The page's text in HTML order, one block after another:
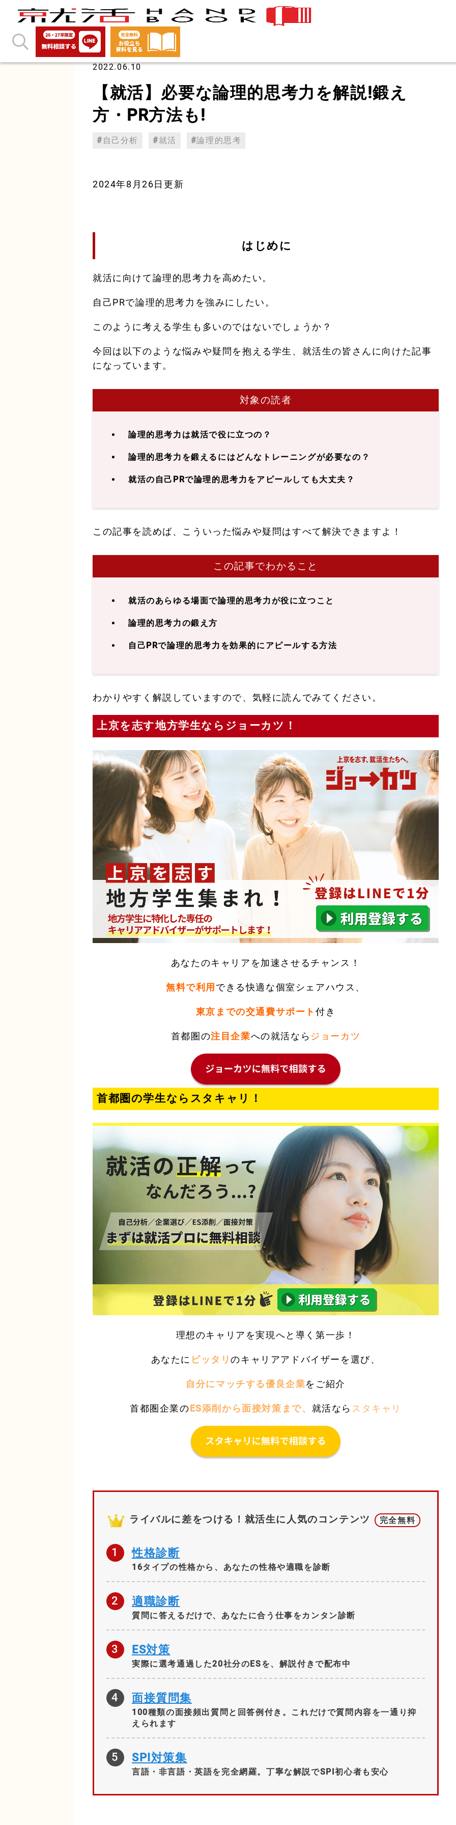
2022.06.10
【就活】必要な論理的思考力を解説!鍛え
方・PR方法も!
自己分析 就活 論理的思考
2024年8月26日更新
はじめに
就活に向けて論理的思考力を高めたい。
自己PRで論理的思考力を強みにしたい。
このように考える学生も多いのではないでしょうか？
今回は以下のような悩みや疑問を抱える学生、就活生の皆さんに向けた記事
になっています。
対象の読者
論理的思考力は就活で役に立つの？
論理的思考力を鍛えるにはどんなトレーニングが必要なの？
就活の自己PRで論理的思考力をアピールしても大丈夫？
この記事を読めば、こういった悩みや疑問はすべて解決できますよ！
この記事でわかること
就活のあらゆる場面で論理的思考力が役に立つこと
論理的思考力の鍛え方
自己PRで論理的思考力を効果的にアピールする方法
わかりやすく解説していますので、気軽に読んでみてください。
上京を志す地方学生ならジョーカツ！
あなたのキャリアを加速させるチャンス！
無料で利用できる快適な個室シェアハウス、
東京までの交通費サポート 付き
首都圏の注目企業への就活なら ジョーカツ
首都圏の学生ならスタキャリ！
理想のキャリアを実現へと導く第一歩！
あなたに ピッタリのキャリアアドバイザーを選び、
自分にマッチする優良企業をご紹介
首都圏企業のES添削から面接対策まで、 就活なら スタキャリ
ライバルに差をつける！ 就活生に人気のコンテンツ 完全無料
1 性格診断
16タイプの性格から、あなたの性格や適職を診断
2 適職診断
質問に答えるだけで、あなたに合う仕事をカンタン診断
3 ES対策
実際に選考通過した20社分のESを、解説付きで配布中
4 面接質問集
100種類の面接頻出質問と回答例付き。これだけで質問内容を一通り抑
えられます
5 SPI対策集
言語・非言語・英語を完全網羅。丁寧な解説でSPI初心者も安心